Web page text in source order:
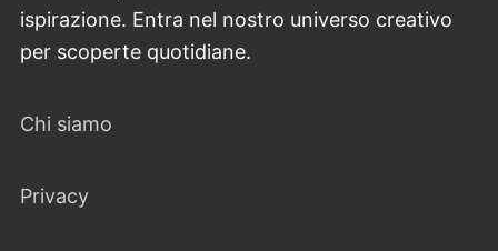
ispirazione. Entra nel nostro universo creativo
per scoperte quotidiane.
Chi siamo
Privacy